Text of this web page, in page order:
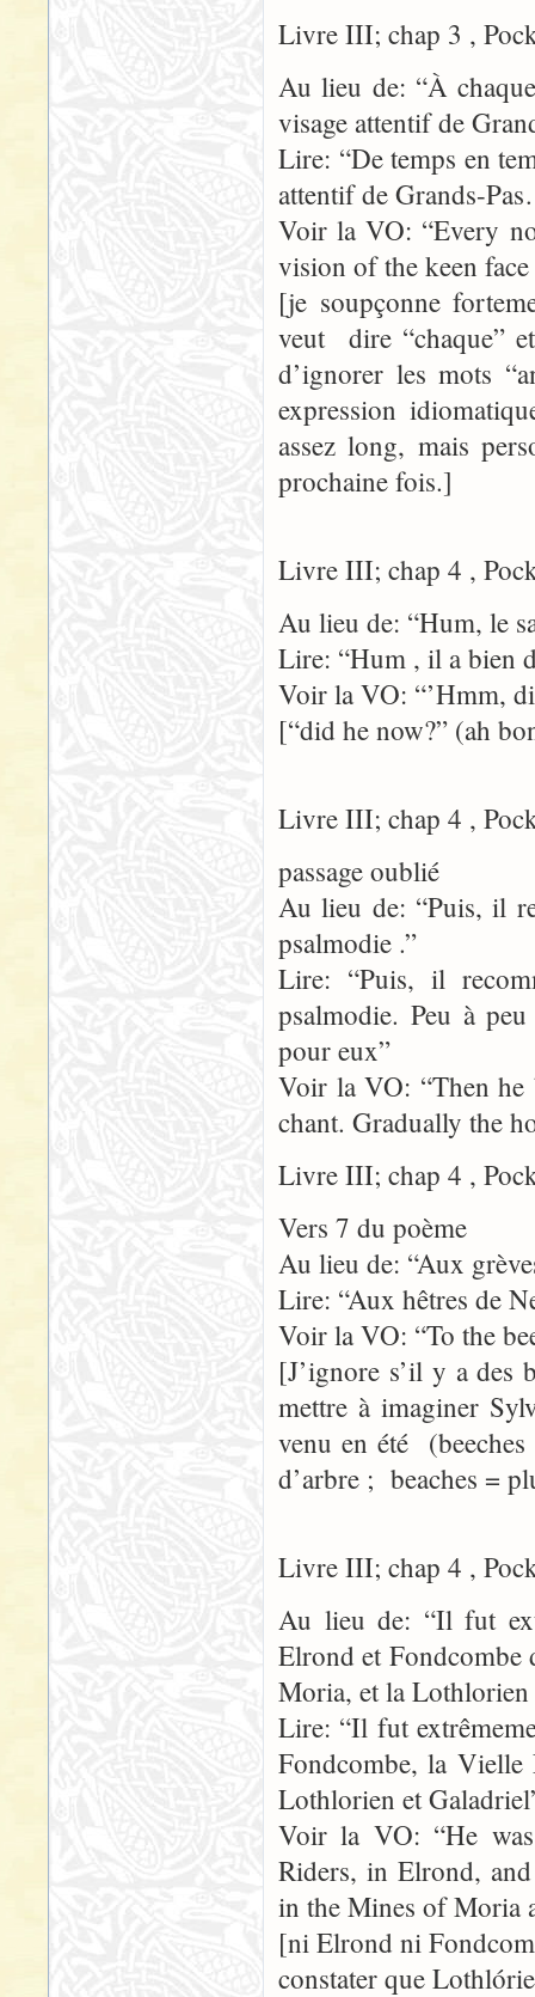
Livre III; chap 3 ,
Au lieu de: “À
visage attentif de
Lire: “De temps en
attentif de Grands-
Voir la VO: “Every
vision of the keen
[je soupçonne
veut dire “chaque”
d’ignorer les mots
expression
assez long, mais
prochaine fois.]
Livre III; chap 4 ,
Au lieu de: “Hum, le
Lire: “Hum , il a bien
Voir la VO: “’Hmm,
[“did he now?” (ah
Livre III; chap 4 ,
passage oublié
Au lieu de: “Puis, il
psalmodie .”
Lire: “Puis, il
psalmodie. Peu à
pour eux”
Voir la VO: “Then he
chant. Gradually the
Livre III; chap 4 ,
Vers 7 du poème
Au lieu de: “Aux
Lire: “Aux hêtres de
Voir la VO: “To the
[J’ignore s’il y a des
mettre à imaginer
venu en été
d’arbre ; beaches =
Livre III; chap 4 ,
Au lieu de: “Il fut
Elrond et Fondcombe
Moria, et la
Lire: “Il fut
Fondcombe, la
Lothlorien et
Voir la VO: “He
Riders, in Elrond,
in the Mines of Moria
[ni Elrond ni
constater que